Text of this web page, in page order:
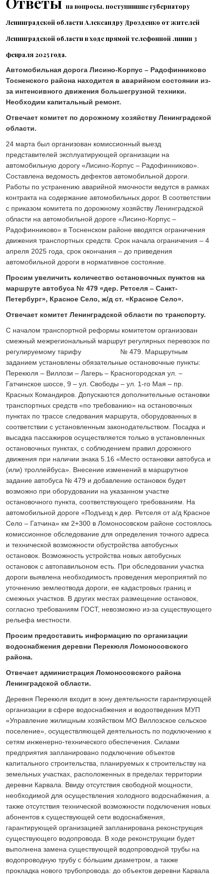
ОБЩЕСТВО
Спрашивали? Отвечаем!
на вопросы, поступившие губернатору
Ленинградской областиАлександру Дрозденко от жителей
Ленинградской областив ходе прямой телефонной линии 3
февраля 2025 года.
Автомобильная дорога Лисино-Корпус – Радофинниково
Тосненского района находится в аварийном состоянии из-
за интенсивного движения большегрузной техники.
Необходим капитальный ремонт.
Отвечает комитет по дорожному хозяйству Ленинградской
области.
24 марта был организован комиссионный выезд
представителей эксплуатирующей организации на
автомобильную дорогу «Лисино-Корпус – Радофинниково».
Составлена ведомость дефектов автомобильной дороги.
Работы по устранению аварийной ямочности ведутся в рамках
контракта на содержание автомобильных дорог. В соответствии
с приказом комитета по дорожному хозяйству Ленинградской
области на автомобильной дороге «Лисино-Корпус –
Радофинниково» в Тосненском районе вводятся ограничения
движения транспортных средств. Срок начала ограничения – 4
апреля 2025 года, срок окончания – до приведения
автомобильной дороги в нормативное состояние.
Просим увеличить количество остановочных пунктов на
маршруте автобуса № 479 «дер. Ретселя – Санкт-
Петербург», Красное Село, ж/д ст. «Красное Село».
Отвечает комитет Ленинградской области по транспорту.
С началом транспортной реформы комитетом организован
смежный межрегиональный маршрут регулярных перевозок по
регулируемому тарифу № 479. Маршрутным
заданием установлены обязательные остановочные пункты:
Перекюля – Виллози – Лагерь – Красногородская ул. –
Гатчинское шоссе, 9 – ул. Свободы – ул. 1-го Мая – пр.
Красных Командиров. Допускаются дополнительные остановки
транспортных средств «по требованию» на остановочных
пунктах по трассе следования маршрута, оборудованных в
соответствии с установленным законодательством. Посадка и
высадка пассажиров осуществляется только в установленных
остановочных пунктах, с соблюдением правил дорожного
движения при наличии знака 5.16 «Место остановки автобуса и
(или) троллейбуса». Внесение изменений в маршрутное
задание автобуса № 479 и добавление остановок будет
возможно при оборудовании на указанном участке
остановочного пункта, соответствующего требованиям. На
автомобильной дороге «Подъезд к дер. Ретселя от а/д Красное
Село – Гатчина» км 2+300 в Ломоносовском районе состоялось
комиссионное обследование для определения точного адреса
и технической возможности обустройства автобусных
остановок. Возможность устройства новых автобусных
остановок с автопавильоном есть. При обследовании участка
дороги выявлена необходимость проведения мероприятий по
уточнению землеотвода дороги, ее кадастровых границ и
смежных участков. В других местах размещение остановок,
согласно требованиям ГОСТ, невозможно из-за существующего
рельефа местности.
Просим предоставить информацию по организации
водоснабжения деревни Перекюля Ломоносовского
района.
Отвечает администрация Ломоносовского района
Ленинградской области.
Деревня Перекюля входит в зону деятельности гарантирующей
организации в сфере водоснабжения и водоотведения МУП
«Управление жилищным хозяйством МО Виллозское сельское
поселение», осуществляющей деятельность по подключению к
сетям инженерно-технического обеспечения. Силами
предприятия запланировано подключение объектов
капитального строительства, планируемых к строительству на
земельных участках, расположенных в пределах территории
деревни Карвала. Ввиду отсутствия свободной мощности,
необходимой для осуществления холодного водоснабжения, а
также отсутствия технической возможности подключения новых
абонентов к существующей сети водоснабжения,
гарантирующей организацией запланирована реконструкция
существующего водопровода. В ходе реконструкции будет
выполнена замена существующей водопроводной трубы на
водопроводную трубу с бо́льшим диаметром, а также
прокладка нового трубопровода: до объектов деревни Карвала